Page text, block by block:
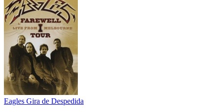
Eagles Gira de Despedida